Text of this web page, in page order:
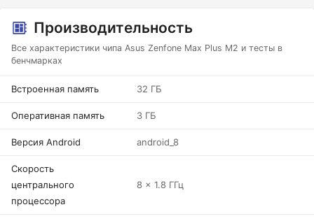
Производительность
Все характеристики чипа Asus Zenfone Max Plus M2 и тесты в
бенчмарках
Встроенная память 32 ГБ
Оперативная память 3 ГБ
Версия Android android_8
Скорость
центрального
процессора
8 x 1.8 ГГц